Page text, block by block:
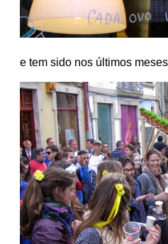
e tem sido nos últimos